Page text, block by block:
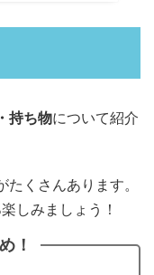
持ち物について紹介
くさんあります。
しみましょう！
！